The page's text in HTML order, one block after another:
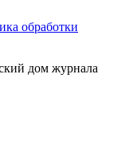
обработки
дом журнала